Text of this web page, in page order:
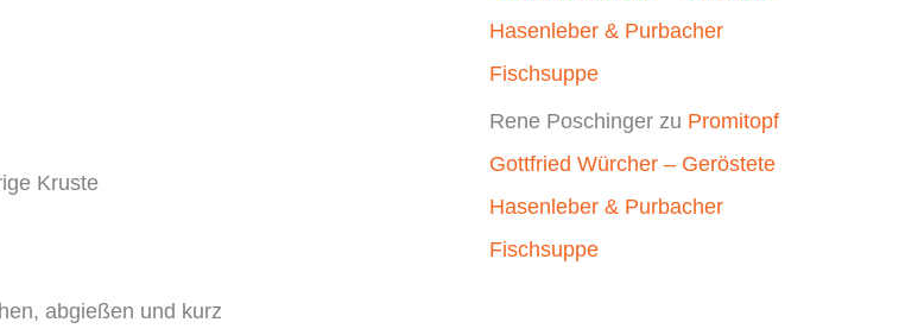
Kruste
abgießen und kurz
Hasenleber & Purbacher
Fischsuppe
Rene Poschinger zu Promitopf
Gottfried Würcher – Geröstete
Hasenleber & Purbacher
Fischsuppe